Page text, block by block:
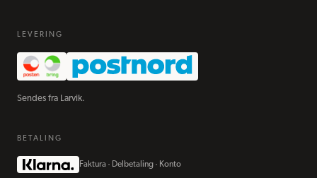
LEVERING
Sendes fra Larvik.
BETALING
Faktura · Delbetaling · Konto